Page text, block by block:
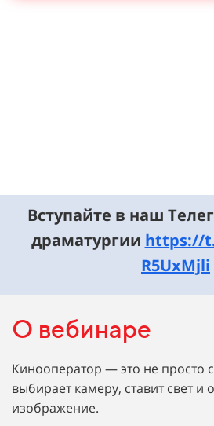
Вступайте в наш
драматургии https://
R5UxMjli
О вебинаре
Кинооператор — это не просто
выбирает камеру, ставит свет и
изображение.